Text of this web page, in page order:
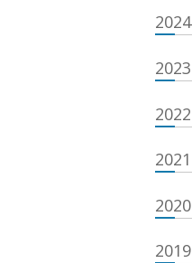
2024
2023
2022
2021
2020
2019